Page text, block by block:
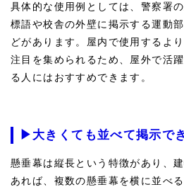
具体的な使用例としては、警察署
標語や校舎の外壁に掲示する運動
どがあります。屋内で使用するよ
注目を集められるため、屋外で活
る人にはおすすめできます。
▶大きくても並べて掲示で
懸垂幕は縦長という特徴があり、
あれば、複数の懸垂幕を横に並べ